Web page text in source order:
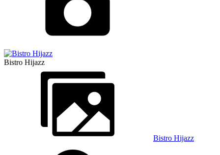
Bistro Hijazz
Bistro Hijazz